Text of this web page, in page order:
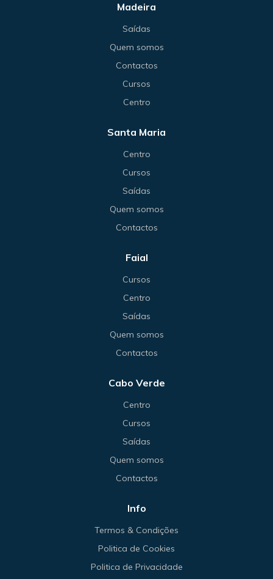
Madeira
Saídas
Quem somos
Contactos
Cursos
Centro
Santa Maria
Centro
Cursos
Saídas
Quem somos
Contactos
Faial
Cursos
Centro
Saídas
Quem somos
Contactos
Cabo Verde
Centro
Cursos
Saídas
Quem somos
Contactos
Info
Termos & Condições
Politica de Cookies
Politica de Privacidade